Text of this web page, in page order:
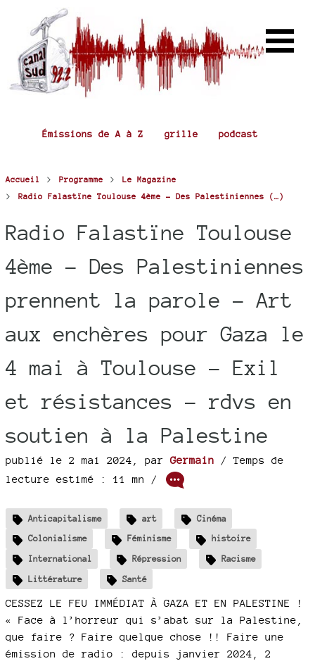
Émissions de A à Z grille podcast
Accueil > Programme > Le Magazine
> Radio Falastïne Toulouse 4ème - Des Palestiniennes (…)
Radio Falastïne Toulouse
4ème - Des Palestiniennes
prennent la parole - Art
aux enchères pour Gaza le
4 mai à Toulouse - Exil
et résistances - rdvs en
soutien à la Palestine
publié le 2 mai 2024 parGermain / Temps de
lecture estimé : 11 mn /
Anticapitalisme art
Cinéma
Colonialisme
Féminisme
histoire
International
Répression
Racisme
Littérature
Santé
CESSEZ LE FEU IMMÉDIAT À GAZA ET EN PALESTINE !
« Face à l’horreur qui s’abat sur la Palestine,
que faire ? Faire quelque chose !! Faire une
émission de radio : depuis janvier 2024, 2